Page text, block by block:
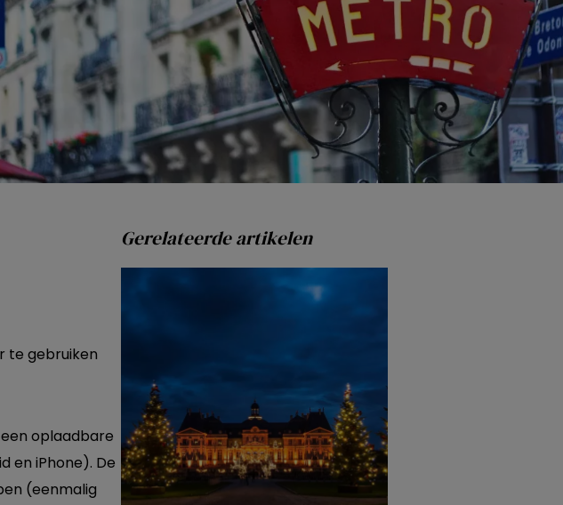
te gebruiken
een oplaadbare
en iPhone). De
(eenmalig
Gerelateerde artikelen